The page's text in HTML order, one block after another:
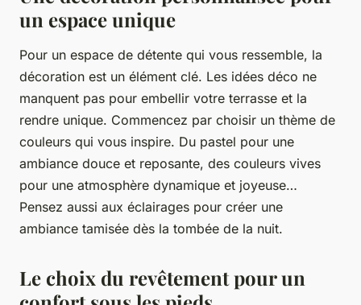
un espace unique
Pour un espace de détente qui vous ressemble, la
décoration est un élément clé. Les idées déco ne
manquent pas pour embellir votre terrasse et la
rendre unique. Commencez par choisir un thème de
couleurs qui vous inspire. Du pastel pour une
ambiance douce et reposante, des couleurs vives
pour une atmosphère dynamique et joyeuse…
Pensez aussi aux éclairages pour créer une
ambiance tamisée dès la tombée de la nuit.
Le choix du revêtement pour un